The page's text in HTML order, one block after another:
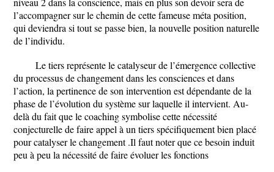
l’accompagner sur le chemin de cette fameuse méta position,
qui deviendra si tout se passe bien, la nouvelle position naturelle
de l’individu.
Le tiers représente le catalyseur de l’émergence collective
du processus de changement dans les consciences et dans
l’action, la pertinence de son intervention est dépendante de la
phase de l’évolution du système sur laquelle il intervient. Au-
delà du fait que le coaching symbolise cette nécessité
conjecturelle de faire appel à un tiers spécifiquement bien placé
pour catalyser le changement .Il faut noter que ce besoin induit
peu à peu la nécessité de faire évoluer les fonctions